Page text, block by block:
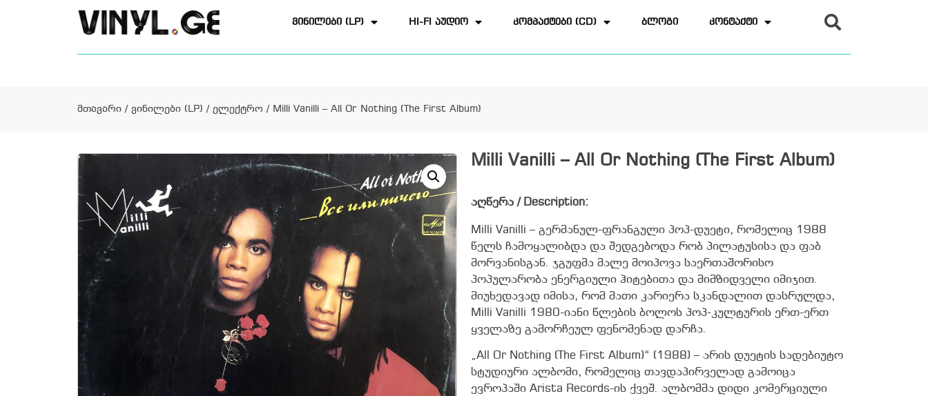
ვინილები (LP) HI-FI აუდიო კომპაქტები (CD) ბლოგი კონტაქტი
მთავარი / ვინილები (LP) / ელექტრო / Milli Vanilli – All Or Nothing (The First Album)
Milli Vanilli – All Or Nothing (The First Album)
აღწერა / Description:
Milli Vanilli – გერმანულ-ფრანგული პოპ-დუეტი, რომელიც 1988
წელს ჩამოყალიბდა და შედგებოდა რობ პილატუსისა და ფაბ
მორვანისგან. ჯგუფმა მალე მოიპოვა საერთაშორისო
პოპულარობა ენერგიული ჰიტებითა და მიმზიდველი იმიჯით.
მიუხედავად იმისა, რომ მათი კარიერა სკანდალით დასრულდა,
Milli Vanilli 1980-იანი წლების ბოლოს პოპ-კულტურის ერთ-ერთ
ყველაზე გამორჩეულ ფენომენად დარჩა.
„All Or Nothing (The First Album)“ (1988) – არის დუეტის სადებიუტო
სტუდიური ალბომი, რომელიც თავდაპირველად გამოიცა
ევროპაში Arista Records-ის ქვეშ. ალბომმა დიდი კომერციული